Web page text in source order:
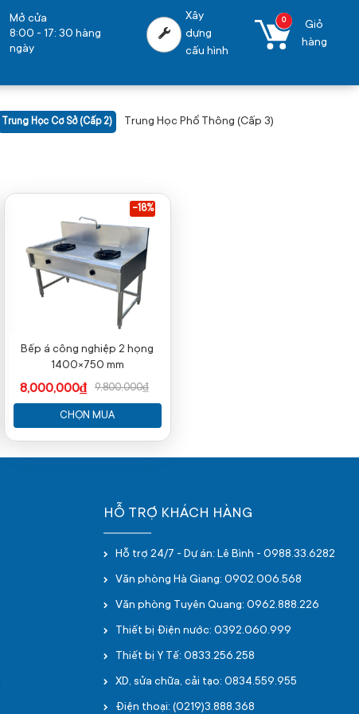
Mở cửa
8:00 - 17: 30 hàng
ngày
Xây
dựng
cấu hình
0
Giỏ
hàng
Trung Học Cơ Sở (Cấp 2) Trung Học Phổ Thông (Cấp 3)
Bếp á công nghiệp 2 họng
1400×750 mm
8,000,000₫ 9,800,000₫
-18%
CHỌN MUA
HỖ TRỢ KHÁCH HÀNG
Hỗ trợ 24/7 - Dự án: Lê Bình - 0988.33.6282
Văn phòng Hà Giang: 0902.006.568
Văn phòng Tuyên Quang: 0962.888.226
Thiết bị Điện nước: 0392.060.999
Thiết bị Y Tế: 0833.256.258
XD, sửa chữa, cải tạo: 0834.559.955
Điện thoại: (0219)3.888.368